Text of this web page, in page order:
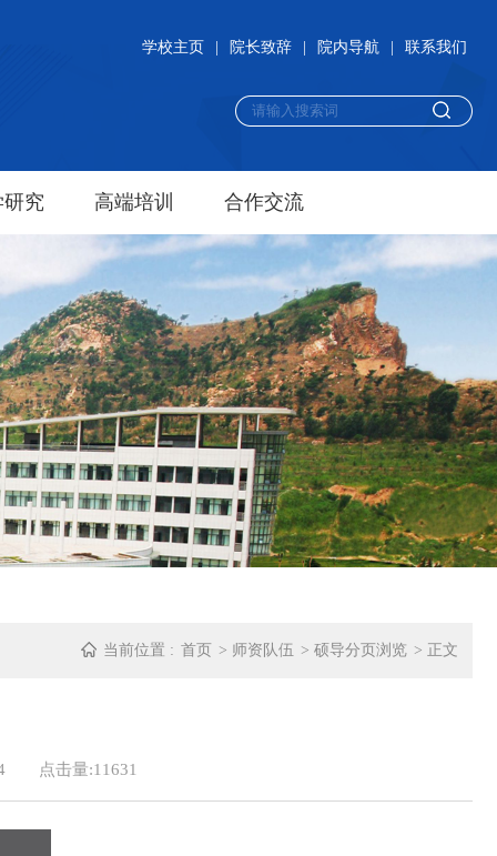
学校主页 院长致辞 院内导航 联系我们
究 高端培训 合作交流
当前位置 : 首页 > 师资队伍 > 硕导分页浏览 > 正文
点击量:11631